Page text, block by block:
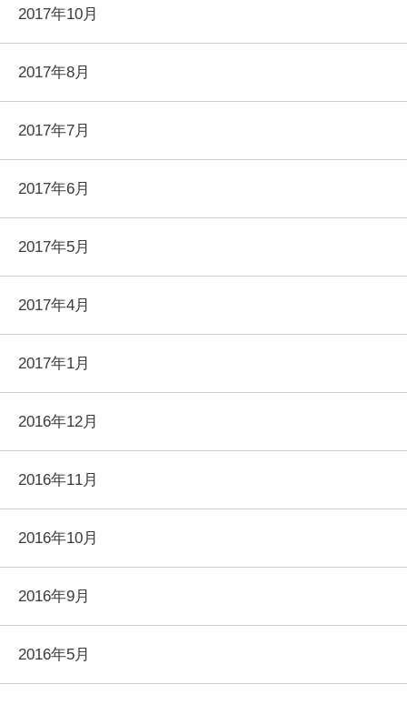
2017年10月
2017年8月
2017年7月
2017年6月
2017年5月
2017年4月
2017年1月
2016年12月
2016年11月
2016年10月
2016年9月
2016年5月